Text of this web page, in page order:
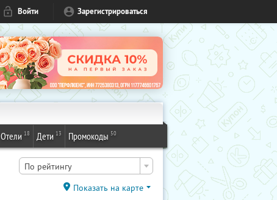
Войти Зарегистрироваться
Отели 18 Дети 13 Промокоды 50
По рейтингу
Показать на карте